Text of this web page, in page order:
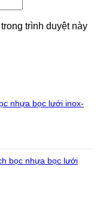
trình duyệt này
nhựa bọc lưới inox-
bọc nhựa bọc lưới